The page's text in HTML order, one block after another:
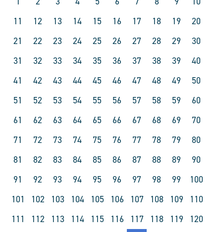
11
12 13 14 15 16 17 18 19
20
21
22 23 24 25 26 27 28 29
30
31
32 33 34 35 36 37 38 39
40
41
42 43 44 45 46 47 48 49
50
51
52 53 54 55 56 57 58 59
60
61
62 63 64 65 66 67 68 69
70
71
72 73 74 75 76 77 78 79
80
81
82 83 84 85 86 87 88 89
90
91
92 93 94 95 96 97 98 99
100
101
102 103 104 105 106 107 108 109
110
111
112 113 114 115 116 117 118 119
120